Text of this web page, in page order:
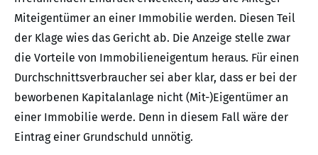
Miteigentümer an einer Immobilie werden. Diesen Teil
der Klage wies das Gericht ab. Die Anzeige stelle zwar
die Vorteile von Immobilieneigentum heraus. Für einen
Durchschnittsverbraucher sei aber klar, dass er bei der
beworbenen Kapitalanlage nicht (Mit-)Eigentümer an
einer Immobilie werde. Denn in diesem Fall wäre der
Eintrag einer Grundschuld unnötig.